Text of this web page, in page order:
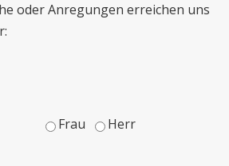
oder Anregungen erreichen uns
Frau Herr